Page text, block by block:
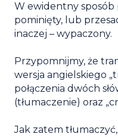
W ewidentny sposób
pominięty, lub
inaczej – wypaczony.
Przypomnijmy, że
wersja angielskiego
połączenia dwóch
(tłumaczenie) oraz
Jak zatem